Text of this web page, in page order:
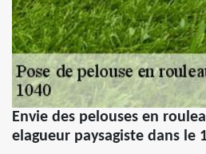
Envie des pelouses en
elagueur paysagiste dans le